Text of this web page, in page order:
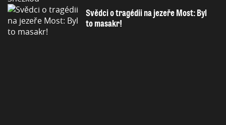
Svědci o tragédii na jezeře Most: Byl
to masakr!